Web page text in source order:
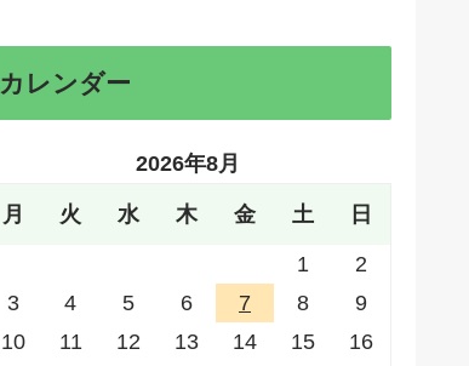
カレンダー
2026年8月
月 火 水 木 金 土 日
1
2
3
4 5 6 7 8
9
10
11 12 13 14 15
16